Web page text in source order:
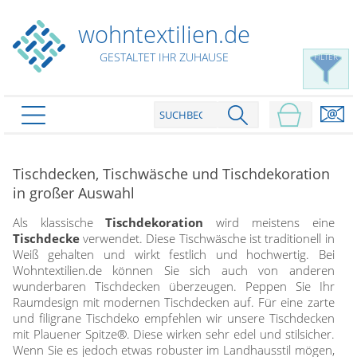
PRODUKTE
Plissee
Faltstores in Standardgrößen
Wabenplissees
Verdunklungsplissees
Sonnenschutzplissees
Outdoor-Plissees
gemusterte Plissees
Rollos nach Maß
Rollos in Standardgrößen
Thermo Rollo
Doppelrollo
Klemmrollo
Dachfenster Rollo
Raffrollo
Raffrollo Maß
Faltrollo / Raffgardinen
Flächenvorhang
Flächenvorhang nach Maß
Scheibengardinen
wohntextilien.de
GESTALTET IHR ZUHAUSE FILTER
Tischdecken, Tischwäsche und Tischdekoration
in großer Auswahl
Als klassischeTischdekoration wird meistens eine
Tischdeckeverwendet. Diese Tischwäsche ist traditionell in
Weiß gehalten und wirkt festlich und hochwertig. Bei
Wohntextilien.de können Sie sich auch von anderen
wunderbaren Tischdecken überzeugen. Peppen Sie Ihr
Raumdesign mit modernen Tischdecken auf. Für eine zarte
und filigrane Tischdeko empfehlen wir unsere Tischdecken
mit Plauener Spitze®. Diese wirken sehr edel und stilsicher.
Wenn Sie es jedoch etwas robuster im Landhausstil mögen,